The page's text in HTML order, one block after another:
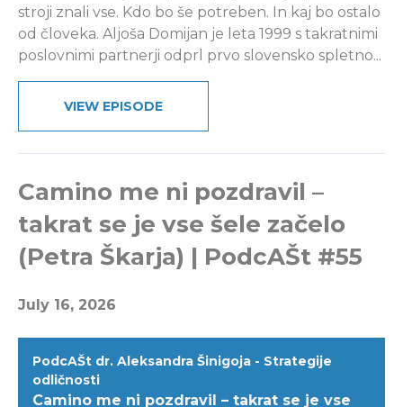
stroji znali vse. Kdo bo še potreben. In kaj bo ostalo
od človeka. Aljoša Domijan je leta 1999 s takratnimi
poslovnimi partnerji odprl prvo slovensko spletno...
VIEW EPISODE
Camino me ni pozdravil –
takrat se je vse šele začelo
(Petra Škarja) | PodcAŠt #55
July 16, 2026